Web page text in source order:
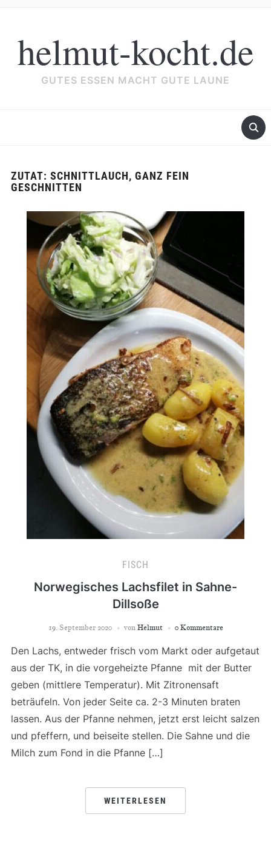
helmut-kocht.de
GUTES ESSEN MACHT GUTE LAUNE
ZUTAT: SCHNITTLAUCH, GANZ FEIN
GESCHNITTEN
FISCH
Norwegisches Lachsfilet in Sahne-
Dillsoße
19. September 2020 von Helmut 0 Kommentare
Den Lachs, entweder frisch vom Markt oder aufgetaut
aus der TK, in die vorgeheizte Pfanne mit der Butter
geben (mittlere Temperatur). Mit Zitronensaft
beträufeln. Von jeder Seite ca. 2-3 Minuten braten
lassen. Aus der Pfanne nehmen, jetzt erst leicht salzen
und pfeffern, und beiseite stellen. Die Sahne und die
Milch zum Fond in die Pfanne […]
WEITERLESEN